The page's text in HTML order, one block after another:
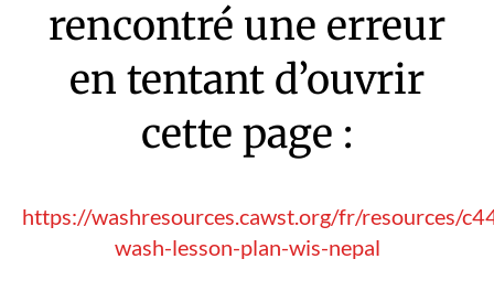
rencontré une erreur
en tentant d’ouvrir
cette page :
https://washresources.cawst.org/fr/resources/
wash-lesson-plan-wis-nepal